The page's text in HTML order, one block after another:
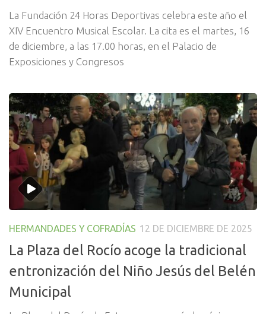
La Fundación 24 Horas Deportivas celebra este año el
XIV Encuentro Musical Escolar. La cita es el martes, 16
de diciembre, a las 17.00 horas, en el Palacio de
Exposiciones y Congresos
HERMANDADES Y COFRADÍAS 12 DE DICIEMBRE DE 2025
La Plaza del Rocío acoge la tradicional
entronización del Niño Jesús del Belén
Municipal